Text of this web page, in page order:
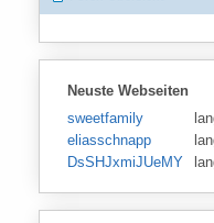
Neuste Webseiten
sweetfamily
eliasschnapp
DsSHJxmiJUeMY